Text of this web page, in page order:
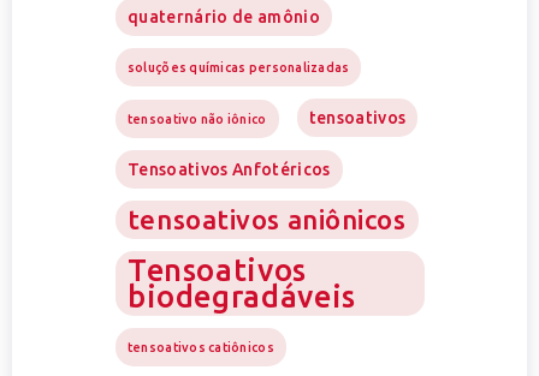
quaternário de amônio
soluções químicas personalizadas
tensoativo não iônico tensoativos
Tensoativos Anfotéricos
tensoativos aniônicos
Tensoativos
biodegradáveis
tensoativos catiônicos